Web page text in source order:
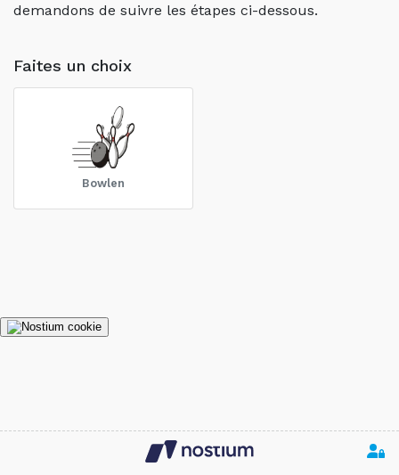
demandons de suivre les étapes ci-dessous.
Faites un choix
Bowlen